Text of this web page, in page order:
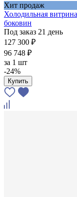
Хит продаж
Холодильная
боковин
Под заказ 21 день
127 300 ₽
96 748 ₽
за 1 шт
-24%
Купить